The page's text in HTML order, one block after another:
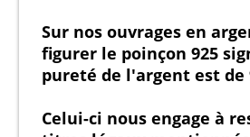
Sur nos ouvrages en
figurer le poinçon 925
pureté de l'argent est de
Celui-ci nous engage à